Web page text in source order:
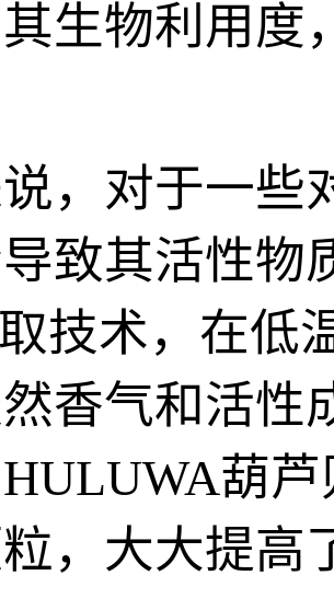
生物利用度
，对于一些
致其活性物
技术，在低
香气和活性
葫
，大大提高